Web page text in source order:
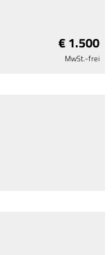
€ 1.500
MwSt.-frei